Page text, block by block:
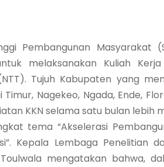
Pembangunan Masyarakat
melaksanakan Kuliah
Tujuh Kabupaten yang
Nagekeo, Ngada, Ende,
KKN selama satu bulan lebih
tema “Akselerasi
Kepala Lembaga Penelitian
mengatakan bahwa,